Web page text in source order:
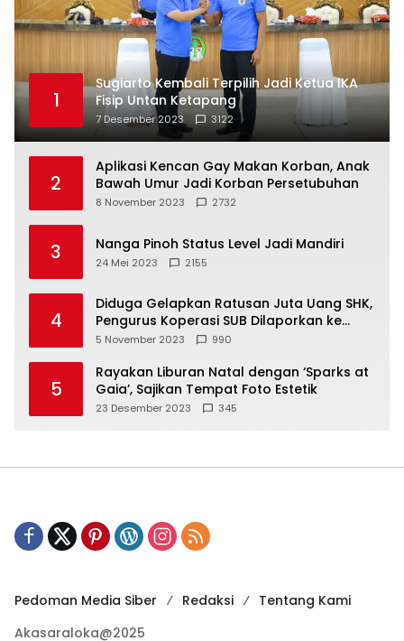
1
Sugiarto Kembali Terpilih Jadi Ketua IKA
Fisip Untan Ketapang
7 Desember 2023 3122
2
Aplikasi Kencan Gay Makan Korban, Anak
Bawah Umur Jadi Korban Persetubuhan
8 November 2023 2732
3 Nanga Pinoh Status Level Jadi Mandiri
24 Mei 2023 2155
4
Diduga Gelapkan Ratusan Juta Uang SHK,
Pengurus Koperasi SUB Dilaporkan ke
Polisi
5 November 2023 990
5
Rayakan Liburan Natal dengan ‘Sparks at
Gaia’, Sajikan Tempat Foto Estetik
23 Desember 2023 345
Pedoman Media Siber Redaksi
Tentang Kami
Akasaraloka@2025